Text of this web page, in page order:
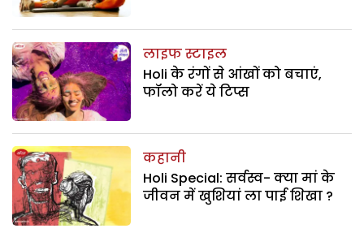
लाइफ स्टाइल
Holi के रंगों से आंखों को बचाएं,
फॉलो करें ये टिप्स
कहानी
Holi Special: सर्वस्व- क्या मां के
जीवन में खुशियां ला पाई शिखा ?